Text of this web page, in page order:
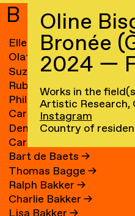
B
Elle van Baaren→
Olaf Baars→
Suzanne van Baarsen
→
Ruben Baart
Phil Baber→
Caroline Bach→
Denny Backhaus →
Carin Baeten
Bart de Baets→
Thomas Bagge→
Ralph Bakker→
Charlie Bakker→
Oline
Bronée
2024 —
Works in the
Artistic Research,
Instagram
Country of